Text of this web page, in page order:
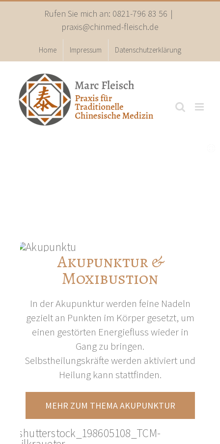
Rufen Sie mich an: 0821-796 83 56 |
praxis@chinmed-fleisch.de
Home Impressum Datenschutzerklärung
Akupunktur &
Moxibustion
In der Akupunktur werden feine Nadeln
gezielt an Punkten im Körper gesetzt, um
einen gestörten Energiefluss wieder in
Gang zu bringen.
Selbstheilungskräfte werden aktiviert und
Heilung kann stattfinden.
MEHR ZUM THEMA AKUPUNKTUR